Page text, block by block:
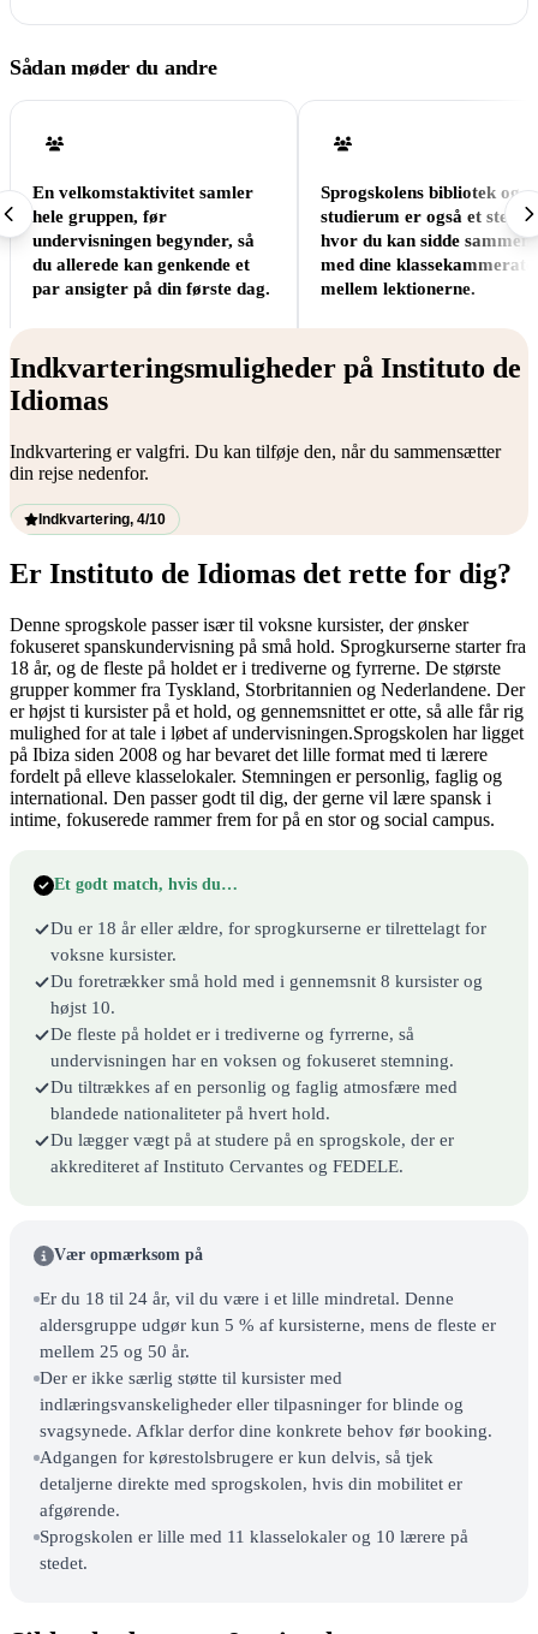
Sådan møder du andre
En velkomstaktivitet samler
hele gruppen, før
undervisningen begynder, så
du allerede kan genkende et
par ansigter på din første dag.
Sprogskolens bibliotek og
studierum er også et sted,
hvor du kan sidde sammen
med dine
mellem lektionerne.
Indkvarteringsmuligheder på Instituto de
Idiomas
Indkvartering er valgfri. Du kan tilføje den, når du sammensætter
din rejse nedenfor.
Indkvartering, 4/10
Er Instituto de Idiomas det rette for dig?
Denne sprogskole passer især til voksne kursister, der ønsker
fokuseret spanskundervisning på små hold. Sprogkurserne starter fra
18 år, og de fleste på holdet er i trediverne og fyrrerne. De største
grupper kommer fra Tyskland, Storbritannien og Nederlandene. Der
er højst ti kursister på et hold, og gennemsnittet er otte, så alle får rig
mulighed for at tale i løbet af undervisningen.Sprogskolen har ligget
på Ibiza siden 2008 og har bevaret det lille format med ti lærere
fordelt på elleve klasselokaler. Stemningen er personlig, faglig og
international. Den passer godt til dig, der gerne vil lære spansk i
intime, fokuserede rammer frem for på en stor og social campus.
Et godt match, hvis du…
Du er 18 år eller ældre, for sprogkurserne er tilrettelagt for
voksne kursister.
Du foretrækker små hold med i gennemsnit 8 kursister og
højst 10.
De fleste på holdet er i trediverne og fyrrerne, så
undervisningen har en voksen og fokuseret stemning.
Du tiltrækkes af en personlig og faglig atmosfære med
blandede nationaliteter på hvert hold.
Du lægger vægt på at studere på en sprogskole, der er
akkrediteret af Instituto Cervantes og FEDELE.
Vær opmærksom på
Er du 18 til 24 år, vil du være i et lille mindretal. Denne
aldersgruppe udgør kun 5 % af kursisterne, mens de fleste er
mellem 25 og 50 år.
Der er ikke særlig støtte til kursister med
indlæringsvanskeligheder eller tilpasninger for blinde og
svagsynede. Afklar derfor dine konkrete behov før booking.
Adgangen for kørestolsbrugere er kun delvis, så tjek
detaljerne direkte med sprogskolen, hvis din mobilitet er
afgørende.
Sprogskolen er lille med 11 klasselokaler og 10 lærere på
stedet.